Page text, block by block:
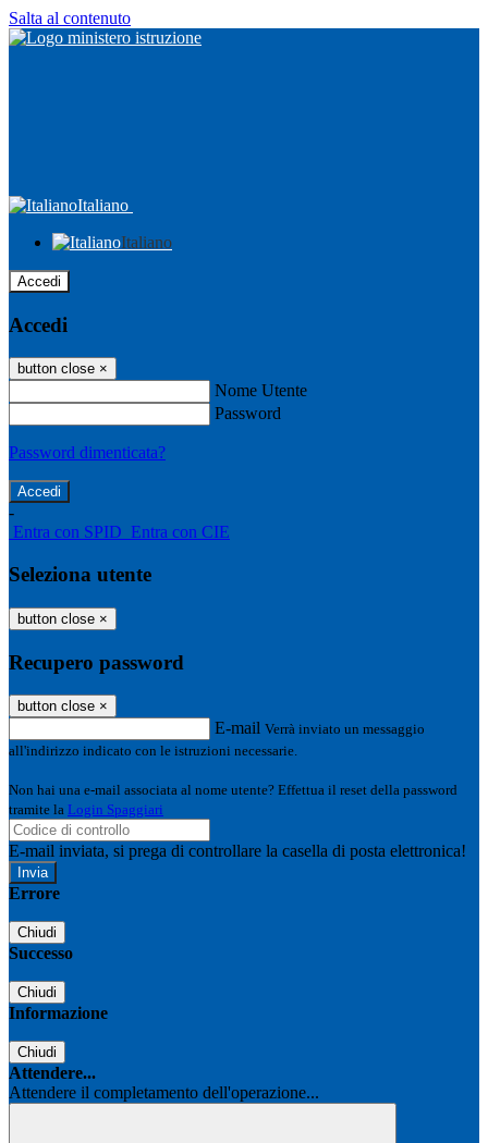
Salta al contenuto
Italiano
Italiano
Accedi
Accedi
button close ×
Nome Utente
Password
Password dimenticata?
-
Entra con SPID Entra con CIE
Seleziona utente
button close ×
Recupero password
button close ×
E-mail Verrà inviato un messaggio
all'indirizzo indicato con le istruzioni necessarie.
Non hai una e-mail associata al nome utente? Effettua il reset della password
tramite la Login Spaggiari
E-mail inviata, si prega di controllare la casella di posta elettronica!
Errore
Chiudi
Successo
Chiudi
Informazione
Chiudi
Attendere...
Attendere il completamento dell'operazione...